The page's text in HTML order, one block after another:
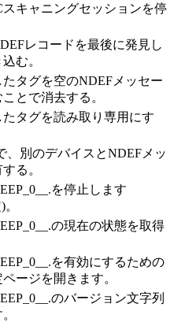
キャニングセッションを停
レコードを最後に発見し
む。
タグを空のNDEFメッセー
とで消去する。
タグを読み取り専用にす
、別のデバイスとNDEFメッ
る。
を停止します
の現在の状態を取得
を有効にするための
ージを開きます。
のバージョン文字列